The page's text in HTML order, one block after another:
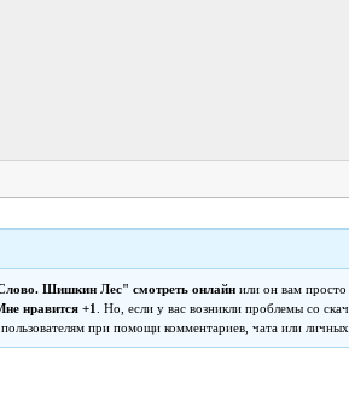
Шишкин Лес" смотреть онлайн или он вам
нравится +1
. Но, если у вас возникли проблемы со
при помощи комментариев, чата или